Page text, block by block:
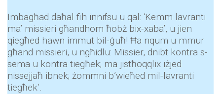
Imbagħad daħal fih innifsu u qal: ‘Kemm lavranti
ma’ missieri għandhom ħobż bix-xaba’, u jien
qiegħed hawn immut bil-ġuħ! Ħa nqum u mmur
għand missieri, u ngħidlu: Missier, dnibt kontra s-
sema u kontra tiegħek; ma jistħoqqlix iżjed
nissejjaħ ibnek; żommni b’wieħed mil-lavranti
tiegħek’.